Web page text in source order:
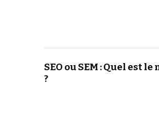
SEO ou SEM : Quel
?